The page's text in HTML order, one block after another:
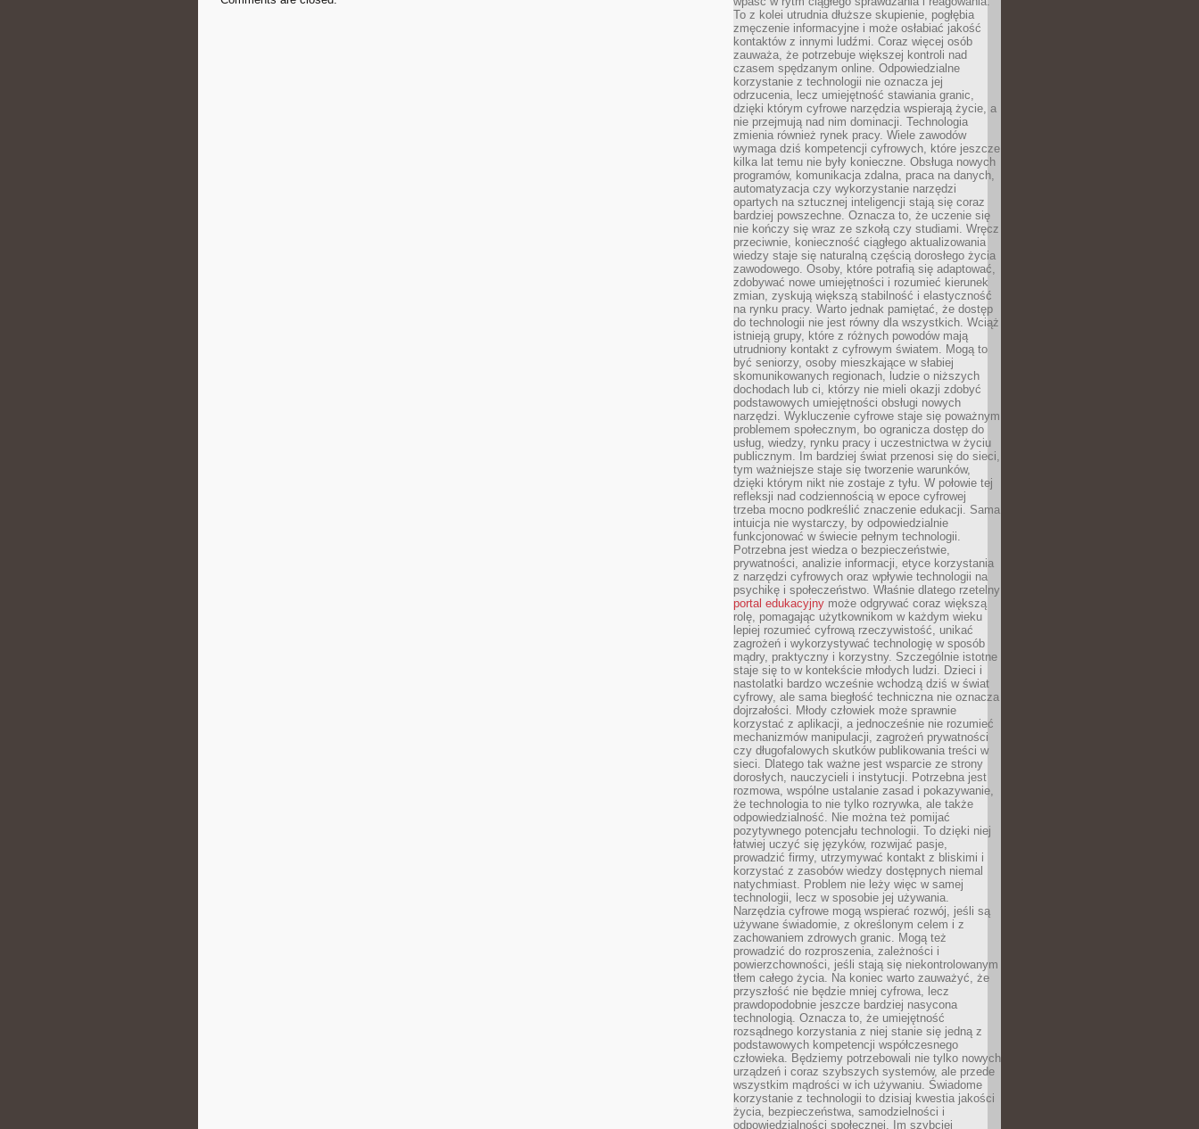
To z kolei utrudnia dłuższe skupienie, pogłębia
zmęczenie informacyjne i może osłabiać jakość
kontaktów z innymi ludźmi. Coraz więcej osób
zauważa, że potrzebuje większej kontroli nad
czasem spędzanym online. Odpowiedzialne
korzystanie z technologii nie oznacza jej
odrzucenia, lecz umiejętność stawiania granic,
dzięki którym cyfrowe narzędzia wspierają życie, a
nie przejmują nad nim dominacji. Technologia
zmienia również rynek pracy. Wiele zawodów
wymaga dziś kompetencji cyfrowych, które jeszcze
kilka lat temu nie były konieczne. Obsługa nowych
programów, komunikacja zdalna, praca na danych,
automatyzacja czy wykorzystanie narzędzi
opartych na sztucznej inteligencji stają się coraz
bardziej powszechne. Oznacza to, że uczenie się
nie kończy się wraz ze szkołą czy studiami. Wręcz
przeciwnie, konieczność ciągłego aktualizowania
wiedzy staje się naturalną częścią dorosłego życia
zawodowego. Osoby, które potrafią się adaptować,
zdobywać nowe umiejętności i rozumieć kierunek
zmian, zyskują większą stabilność i elastyczność
na rynku pracy. Warto jednak pamiętać, że dostęp
do technologii nie jest równy dla wszystkich. Wciąż
istnieją grupy, które z różnych powodów mają
utrudniony kontakt z cyfrowym światem. Mogą to
być seniorzy, osoby mieszkające w słabiej
skomunikowanych regionach, ludzie o niższych
dochodach lub ci, którzy nie mieli okazji zdobyć
podstawowych umiejętności obsługi nowych
narzędzi. Wykluczenie cyfrowe staje się poważnym
problemem społecznym, bo ogranicza dostęp do
usług, wiedzy, rynku pracy i uczestnictwa w życiu
publicznym. Im bardziej świat przenosi się do sieci,
tym ważniejsze staje się tworzenie warunków,
dzięki którym nikt nie zostaje z tyłu. W połowie tej
refleksji nad codziennością w epoce cyfrowej
trzeba mocno podkreślić znaczenie edukacji. Sama
intuicja nie wystarczy, by odpowiedzialnie
funkcjonować w świecie pełnym technologii.
Potrzebna jest wiedza o bezpieczeństwie,
prywatności, analizie informacji, etyce korzystania
z narzędzi cyfrowych oraz wpływie technologii na
psychikę i społeczeństwo. Właśnie dlatego rzetelny
portal edukacyjny może odgrywać coraz większą
rolę, pomagając użytkownikom w każdym wieku
lepiej rozumieć cyfrową rzeczywistość, unikać
zagrożeń i wykorzystywać technologię w sposób
mądry, praktyczny i korzystny. Szczególnie istotne
staje się to w kontekście młodych ludzi. Dzieci i
nastolatki bardzo wcześnie wchodzą dziś w świat
cyfrowy, ale sama biegłość techniczna nie oznacza
dojrzałości. Młody człowiek może sprawnie
korzystać z aplikacji, a jednocześnie nie rozumieć
mechanizmów manipulacji, zagrożeń prywatności
czy długofalowych skutków publikowania treści w
sieci. Dlatego tak ważne jest wsparcie ze strony
dorosłych, nauczycieli i instytucji. Potrzebna jest
rozmowa, wspólne ustalanie zasad i pokazywanie,
że technologia to nie tylko rozrywka, ale także
odpowiedzialność. Nie można też pomijać
pozytywnego potencjału technologii. To dzięki niej
łatwiej uczyć się języków, rozwijać pasje,
prowadzić firmy, utrzymywać kontakt z bliskimi i
korzystać z zasobów wiedzy dostępnych niemal
natychmiast. Problem nie leży więc w samej
technologii, lecz w sposobie jej używania.
Narzędzia cyfrowe mogą wspierać rozwój, jeśli są
używane świadomie, z określonym celem i z
zachowaniem zdrowych granic. Mogą też
prowadzić do rozproszenia, zależności i
powierzchowności, jeśli stają się niekontrolowanym
tłem całego życia. Na koniec warto zauważyć, że
przyszłość nie będzie mniej cyfrowa, lecz
prawdopodobnie jeszcze bardziej nasycona
technologią. Oznacza to, że umiejętność
rozsądnego korzystania z niej stanie się jedną z
podstawowych kompetencji współczesnego
człowieka. Będziemy potrzebowali nie tylko nowych
urządzeń i coraz szybszych systemów, ale przede
wszystkim mądrości w ich używaniu. Świadome
korzystanie z technologii to dzisiaj kwestia jakości
życia, bezpieczeństwa, samodzielności i
odpowiedzialności społecznej. Im szybciej